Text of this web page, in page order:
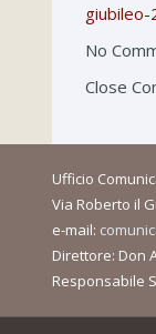
giubileo-
No
Close
Ufficio
Via Roberto il
e-mail:
Direttore: Don
Responsabile